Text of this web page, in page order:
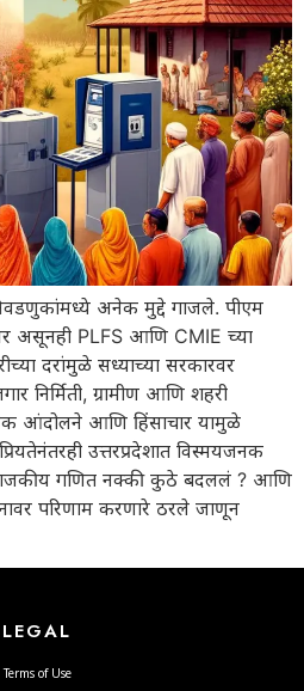
अनेक मुद्दे गाजले. पीएम
असूनही PLFS आणि CMIE च्या
दरांमुळे सध्याच्या सरकारवर
निर्मिती, ग्रामीण आणि शहरी
आंदोलने आणि हिंसाचार यामुळे
उत्तरप्रदेशात विस्मयजनक
राजकीय गणित नक्की कुठे बदललं ? आणि
परिणाम करणारे ठरले जाणून
LEGAL
Terms of Use